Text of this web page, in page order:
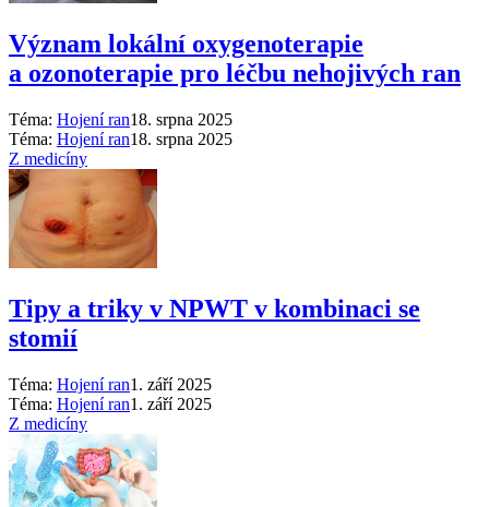
Význam lokální oxygenoterapie
a ozonoterapie pro léčbu nehojivých ran
Téma: Hojení ran18. srpna 2025
Téma: Hojení ran18. srpna 2025
Z medicíny
Tipy a triky v NPWT v kombinaci se
stomií
Téma: Hojení ran1. září 2025
Téma: Hojení ran1. září 2025
Z medicíny